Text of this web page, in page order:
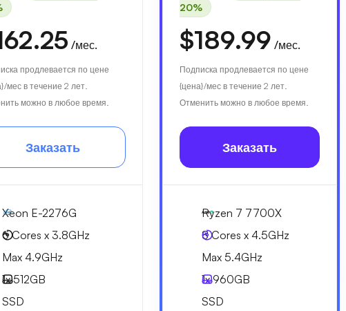
/мес.
продлевается по цене
мес в течение 2 лет.
можно в любое время.
Заказать
Xeon E-2276G
6 Cores x 3.8GHz
Max 4.9GHz
1x512GB
SSD
20%
$189.99 /мес.
Подписка продлевается по цене
{цена}/мес в течение 2 лет.
Отменить можно в любое время.
Заказать
Ryzen 7 7700X
8 Cores x 4.5GHz
Max 5.4GHz
1x960GB
SSD